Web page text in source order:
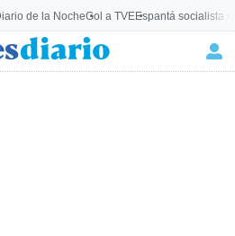
de la NocheGol a TVEEspantá socialista